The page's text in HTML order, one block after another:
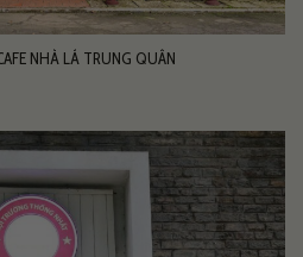
NHÀ LÁ TRUNG QUÂN